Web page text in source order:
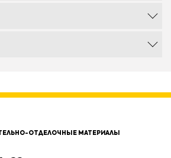
ОТДЕЛОЧНЫЕ МАТЕРИАЛЫ